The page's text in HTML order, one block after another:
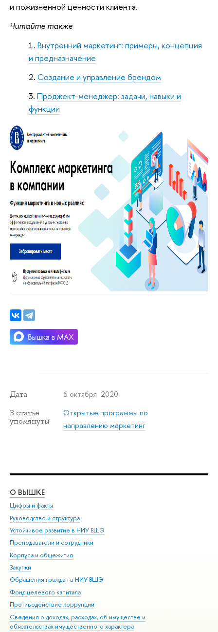
и пожизненной ценности клиента.
Читайте также
Внутренний маркетинг: примеры, концепция
и предназначение
Создание и управление брендом
Проджект-менеджер: задачи, навыки и
функции
Дата 6 октября 2020
В статье
упомянуты
Открытые программы по
направлению маркетинг
О ВЫШКЕ
Цифры и факты
Руководство и структура
Устойчивое развитие в НИУ ВШЭ
Преподаватели и сотрудники
Корпуса и общежития
Закупки
Обращения граждан в НИУ ВШЭ
Фонд целевого капитала
Противодействие коррупции
Сведения о доходах, расходах, об имуществе и
обязательствах имущественного характера